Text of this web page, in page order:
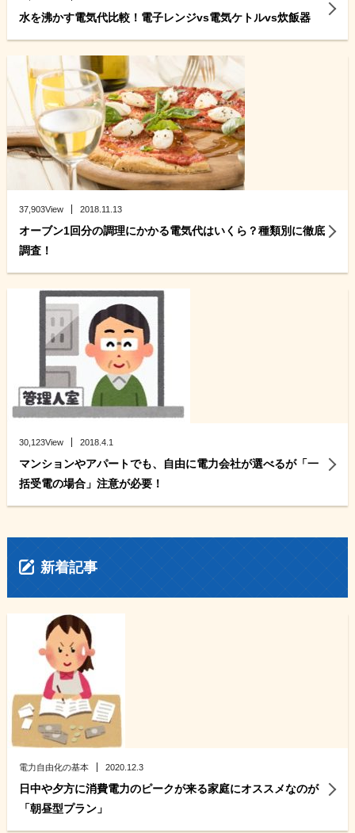
水を沸かす電気代比較！電子レンジvs電気ケトルvs炊飯器
37,903View 2018.11.13
オーブン1回分の調理にかかる電気代はいくら？種類別に徹底
調査！
30,123View 2018.4.1
マンションやアパートでも、自由に電力会社が選べるが「一
括受電の場合」注意が必要！
新着記事
電力自由化の基本 2020.12.3
日中や夕方に消費電力のピークが来る家庭にオススメなのが
「朝昼型プラン」